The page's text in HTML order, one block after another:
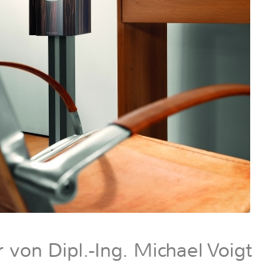
von Dipl.-Ing. Michael Voigt